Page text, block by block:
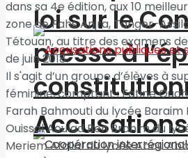
loi sur le
presse à
Accusations
dans sa 4e édition, aux 10
zone de Fahs Anjra, Tanger-
Tétouan, au titre des examens
de juin 2018.
Il s'agit d’un groupe d’élèves à
féminine, comptant : Fatine
Farah Bahmouti du lycée Baraim
Ouissal Aoulad Ben Brahim du
Meriem Afailal du lycée Abou